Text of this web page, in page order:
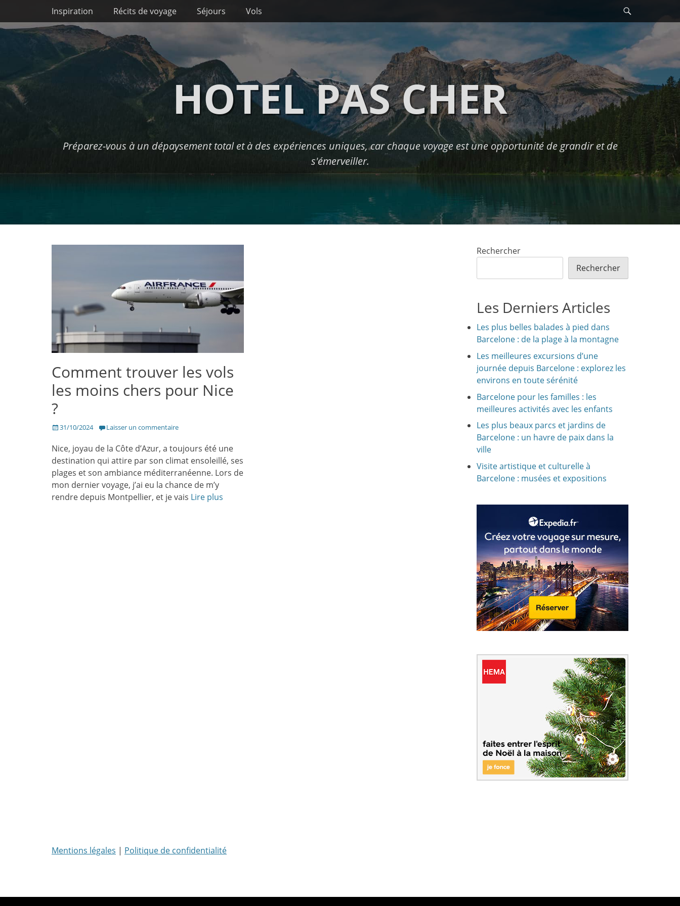
Passer
contenu
Premier menu
Inspiration Récits de voyage Séjours Vols
HOTEL PAS CHER
Préparez-vous à un dépaysement total et à des expériences uniques, car chaque voyage est une opportunité de grandir et de
s'émerveiller.
Comment trouver les vols
les moins chers pour Nice
?
Posté31/10/2024 Laisser un commentaire
Nice, joyau de la Côte d’Azur, a toujours été une
destination qui attire par son climat ensoleillé, ses
plages et son ambiance méditerranéenne. Lors de
mon dernier voyage, j’ai eu la chance de m’y
rendre depuis Montpellier, et je vais Lire plus
Rechercher
Rechercher
Les Derniers Articles
Les plus belles balades à pied dans
Barcelone : de la plage à la montagne
Les meilleures excursions d’une
journée depuis Barcelone : explorez les
environs en toute sérénité
Barcelone pour les familles : les
meilleures activités avec les enfants
Les plus beaux parcs et jardins de
Barcelone : un havre de paix dans la
ville
Visite artistique et culturelle à
Barcelone : musées et expositions
Mentions légales | Politique de confidentialité